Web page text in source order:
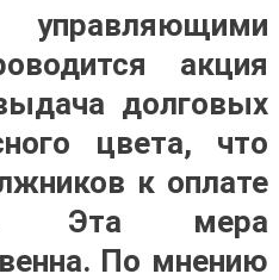
акция
долговых
цвета, что
к оплате
Эта мера
По мнению